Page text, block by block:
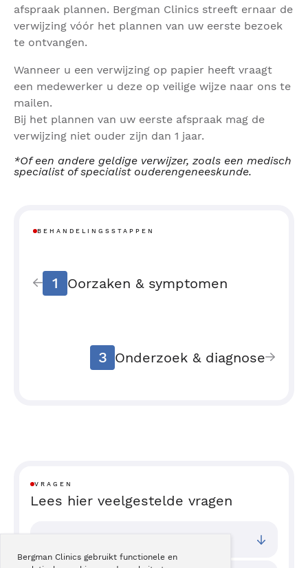
Bergman Clinics gebruikt functionele en
afspraak plannen. Bergman Clinics streeft ernaar de
verwijzing vóór het plannen van uw eerste bezoek
te ontvangen.
Wanneer u een verwijzing op papier heeft vraagt
een medewerker u deze op veilige wijze naar ons te
mailen.
Bij het plannen van uw eerste afspraak mag de
verwijzing niet ouder zijn dan 1 jaar.
*Of een andere geldige verwijzer, zoals een medisch
specialist of specialist ouderengeneeskunde.
BEHANDELINGSSTAPPEN
1 Oorzaken & symptomen
3 Onderzoek & diagnose
VRAGEN
Lees hier veelgestelde vragen